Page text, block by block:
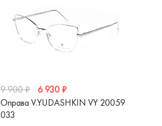
9 900 ₽
6 930 ₽
Оправа V.YUDASHKIN VY 20059
033